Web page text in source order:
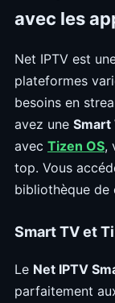
avec les
Net IPTV est
plateformes
besoins en
avez une Smart
avec Tizen OS,
top. Vous
bibliothèque de
Smart TV et
Le Net IPTV
parfaitement